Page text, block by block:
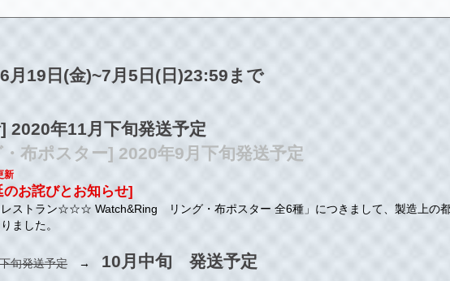
月19日(金)~7月5日(日)23:59まで
2020年11月下旬発送予定
布ポスター] 2020年9月下旬発送予定
新
お詫びとお知らせ]
レストラン☆☆☆ Watch&Ring リング・布ポスター 全6種」につきまして、製造上の
りました。
旬発送予定 → 10月中旬 発送予定